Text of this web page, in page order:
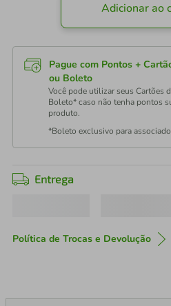
Adicionar ao
Pague com Pontos +
ou Boleto
Você pode utilizar seus Cartões
Boleto* caso não tenha pontos
produto.
*Boleto exclusivo para
Entrega
Política de Trocas e Devolução